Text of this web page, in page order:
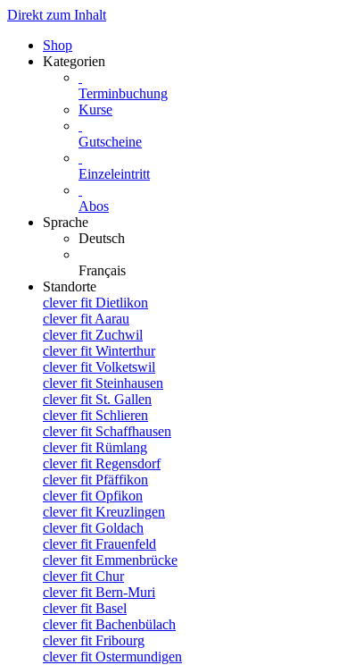
Direkt zum Inhalt
Shop
Kategorien
Terminbuchung
Kurse
Gutscheine
Einzeleintritt
Abos
Sprache
Deutsch
Français
Standorte
clever fit Dietlikon
clever fit Aarau
clever fit Zuchwil
clever fit Winterthur
clever fit Volketswil
clever fit Steinhausen
clever fit St. Gallen
clever fit Schlieren
clever fit Schaffhausen
clever fit Rümlang
clever fit Regensdorf
clever fit Pfäffikon
clever fit Opfikon
clever fit Kreuzlingen
clever fit Goldach
clever fit Frauenfeld
clever fit Emmenbrücke
clever fit Chur
clever fit Bern-Muri
clever fit Basel
clever fit Bachenbülach
clever fit Fribourg
clever fit Ostermundigen